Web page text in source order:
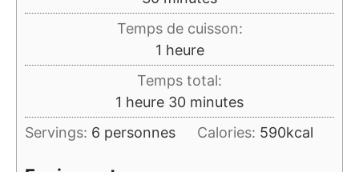
Temps de cuisson:
1 heure
heure
Temps total:
1 heure
heure 30minutes
minutes
Servings: 6 personnes Calories: 590kcal